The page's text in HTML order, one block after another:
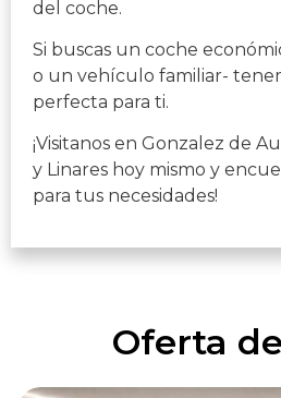
del coche.
Si buscas un coche
o un vehículo familiar-
perfecta para ti.
¡Visitanos en Gonzalez de
y Linares hoy mismo y
para tus necesidades!
Oferta